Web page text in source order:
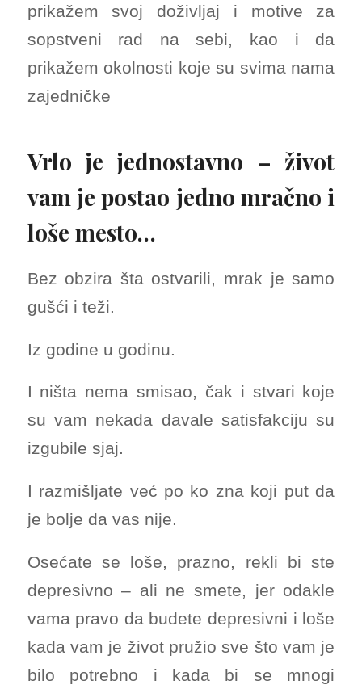
prikažem svoj doživljaj i motive za
sopstveni rad na sebi, kao i da
prikažem okolnosti koje su svima nama
zajedničke
Vrlo je jednostavno – život
vam je postao jedno mračno i
loše mesto…
Bez obzira šta ostvarili, mrak je samo
gušći i teži.
Iz godine u godinu.
I ništa nema smisao, čak i stvari koje
su vam nekada davale satisfakciju su
izgubile sjaj.
I razmišljate već po ko zna koji put da
je bolje da vas nije.
Osećate se loše, prazno, rekli bi ste
depresivno – ali ne smete, jer odakle
vama pravo da budete depresivni i loše
kada vam je život pružio sve što vam je
bilo potrebno i kada bi se mnogi